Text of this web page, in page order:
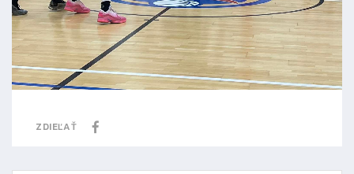
ZDIEĽAŤ